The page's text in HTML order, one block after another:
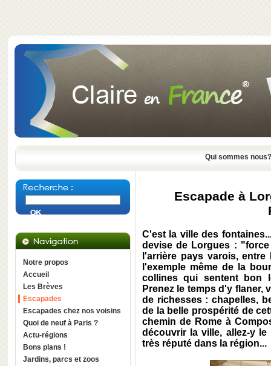
Qui sommes nous?
Notre propos
Accueil
Les Brèves
Escapades
Escapades chez nos voisins
Quoi de neuf à Paris ?
Actu-régions
Bons plans !
Jardins, parcs et zoos
Escapade à
C'est la ville des
devise de Lorgues :
l'arrière pays varois,
l'exemple même de la
collines qui sentent bon
Prenez le temps d'y
de richesses : chapelles,
de la belle prospérité de
chemin de Rome à
découvrir la ville, allez-y
très réputé dans la région...